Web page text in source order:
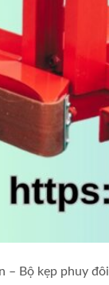
– Bộ kẹp phuy